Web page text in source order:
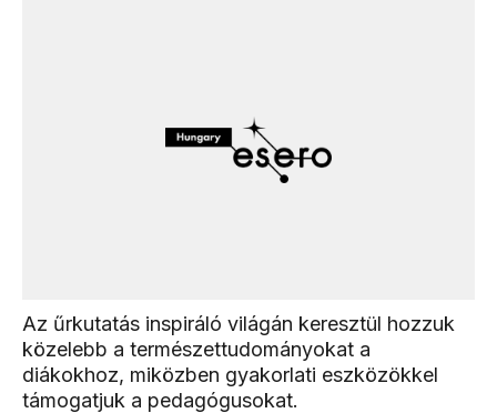
Az űrkutatás inspiráló világán keresztül hozzuk
közelebb a természettudományokat a
diákokhoz, miközben gyakorlati eszközökkel
támogatjuk a pedagógusokat.